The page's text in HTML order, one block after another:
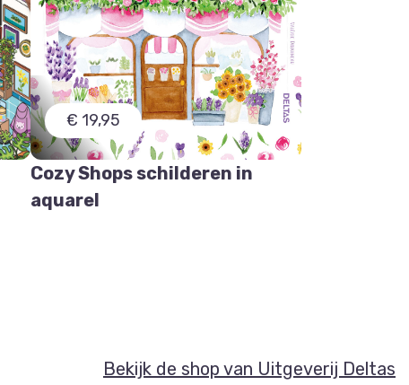
€ 19,95
Cozy Shops schilderen in
aquarel
Bekijk de shop van Uitgeverij Deltas